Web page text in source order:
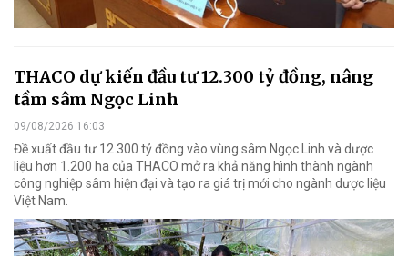
THACO dự kiến đầu tư 12.300 tỷ đồng, nâng
tầm sâm Ngọc Linh
09/08/2026 16:03
Đề xuất đầu tư 12.300 tỷ đồng vào vùng sâm Ngọc Linh và dược
liệu hơn 1.200 ha của THACO mở ra khả năng hình thành ngành
công nghiệp sâm hiện đại và tạo ra giá trị mới cho ngành dược liệu
Việt Nam.